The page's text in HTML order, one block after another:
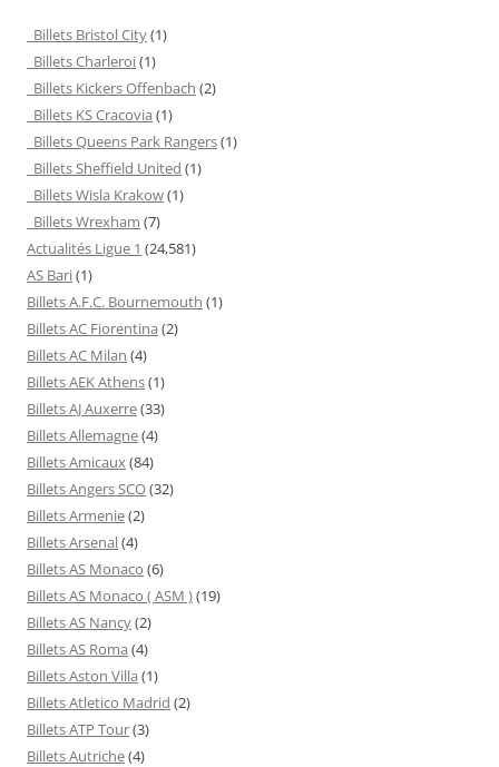
Billets Bristol City(1)
Billets Charleroi(1)
Billets Kickers Offenbach (2)
Billets KS Cracovia (1)
Billets Queens Park Rangers(1)
Billets Sheffield United (1)
Billets Wisla Krakow(1)
Billets Wrexham (7)
Actualités Ligue 1 (24,581)
AS Bari(1)
Billets A.F.C. Bournemouth (1)
Billets AC Fiorentina (2)
Billets AC Milan (4)
Billets AEK Athens(1)
Billets AJ Auxerre(33)
Billets Allemagne(4)
Billets Amicaux(84)
Billets Angers SCO(32)
Billets Armenie(2)
Billets Arsenal(4)
Billets AS Monaco (6)
Billets AS Monaco ( ASM )(19)
Billets AS Nancy(2)
Billets AS Roma (4)
Billets Aston Villa (1)
Billets Atletico Madrid (2)
Billets ATP Tour(3)
Billets Autriche(4)